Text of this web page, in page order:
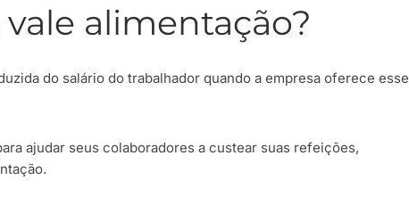
alimentação?
do salário do trabalhador quando a empresa oferece esse
ajudar seus colaboradores a custear suas refeições,